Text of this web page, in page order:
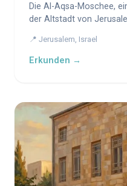
Die Al-Aqsa-Moschee,
der Altstadt von
📍 Jerusalem, Israel
Erkunden →